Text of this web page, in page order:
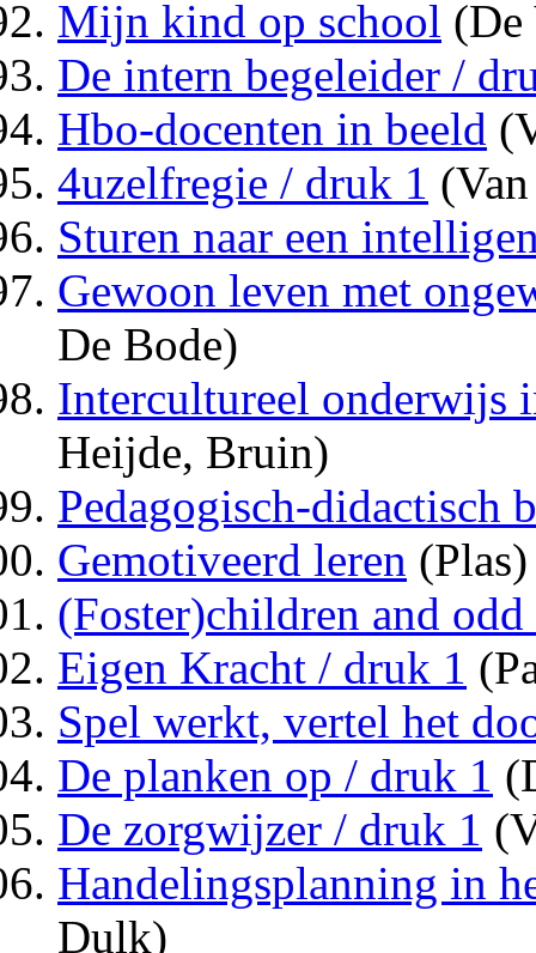
Mijn kind op school (De
De intern begeleider /
Hbo-docenten in beeld
4uzelfregie / druk 1
Sturen naar een
Gewoon leven met
De Bode)
Intercultureel onderwijs
Heijde, Bruin)
Pedagogisch-didactisch
Gemotiveerd leren (Plas)
(Foster)children and
Eigen Kracht / druk 1
Spel werkt, vertel het
De planken op / druk 1
De zorgwijzer / druk 1
Handelingsplanning in
Dulk)